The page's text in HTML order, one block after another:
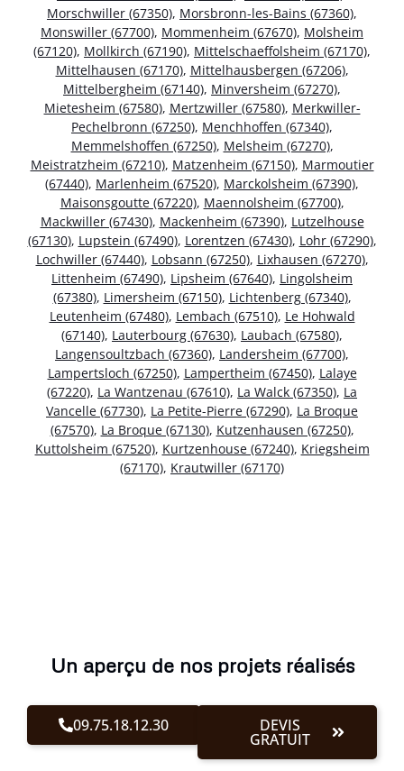
Morschwiller (67350), Morsbronn-les-Bains (67360),
Monswiller (67700), Mommenheim (67670), Molsheim
(67120), Mollkirch (67190), Mittelschaeffolsheim (67170),
Mittelhausen (67170), Mittelhausbergen (67206),
Mittelbergheim (67140), Minversheim (67270),
Mietesheim (67580), Mertzwiller (67580), Merkwiller-
Pechelbronn (67250), Menchhoffen (67340),
Memmelshoffen (67250), Melsheim (67270),
Meistratzheim (67210), Matzenheim (67150), Marmoutier
(67440), Marlenheim (67520), Marckolsheim (67390),
Maisonsgoutte (67220), Maennolsheim (67700),
Mackwiller (67430), Mackenheim (67390), Lutzelhouse
(67130), Lupstein (67490), Lorentzen (67430), Lohr (67290),
Lochwiller (67440), Lobsann (67250), Lixhausen (67270),
Littenheim (67490), Lipsheim (67640), Lingolsheim
(67380), Limersheim (67150), Lichtenberg (67340),
Leutenheim (67480), Lembach (67510), Le Hohwald
(67140), Lauterbourg (67630), Laubach (67580),
Langensoultzbach (67360), Landersheim (67700),
Lampertsloch (67250), Lampertheim (67450), Lalaye
(67220), La Wantzenau (67610), La Walck (67350), La
Vancelle (67730), La Petite-Pierre (67290), La Broque
(67570), La Broque (67130), Kutzenhausen (67250),
Kuttolsheim (67520), Kurtzenhouse (67240), Kriegsheim
(67170), Krautwiller (67170)
Un aperçu de nos projets réalisés
09.75.18.12.30 DEVIS
GRATUIT